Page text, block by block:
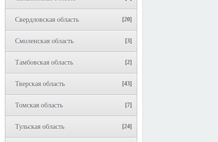
Свердловская область [20]
Смоленская область [3]
Тамбовская область [2]
Тверская область [43]
Томская область [7]
Тульская область [24]